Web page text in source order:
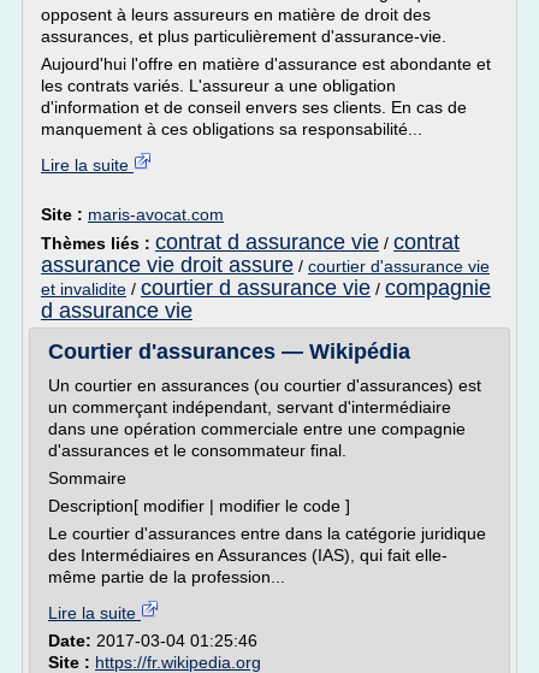
opposent à leurs assureurs en matière de droit des
assurances, et plus particulièrement d'assurance-vie.
Aujourd'hui l'offre en matière d'assurance est abondante et
les contrats variés. L'assureur a une obligation
d'information et de conseil envers ses clients. En cas de
manquement à ces obligations sa responsabilité...
Lire la suite
Site : maris-avocat.com
Thèmes liés : contrat d assurance vie / contrat
assurance vie droit assure / courtier d'assurance vie
et invalidite / courtier d assurance vie / compagnie
d assurance vie
Courtier d'assurances — Wikipédia
Un courtier en assurances (ou courtier d'assurances) est
un commerçant indépendant, servant d'intermédiaire
dans une opération commerciale entre une compagnie
d'assurances et le consommateur final.
Sommaire
Description[ modifier | modifier le code ]
Le courtier d'assurances entre dans la catégorie juridique
des Intermédiaires en Assurances (IAS), qui fait elle-
même partie de la profession...
Lire la suite
Date: 2017-03-04 01:25:46
Site : https://fr.wikipedia.org